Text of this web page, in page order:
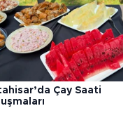
Çay Saati